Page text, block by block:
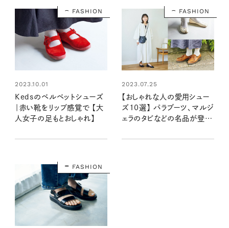
FASHION
2023.10.01
Kedsのベルベットシューズ
｜赤い靴をリップ感覚で 【大
人女子の足もとおしゃれ】
FASHION
2023.07.25
【おしゃれな人の愛用シュー
ズ10選】 パラブーツ、マルジ
ェラのタビなどの名品が登
FASHION